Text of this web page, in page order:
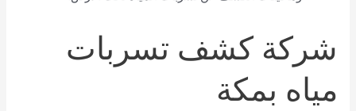
شركة كشف تسربات
مياه بمكة